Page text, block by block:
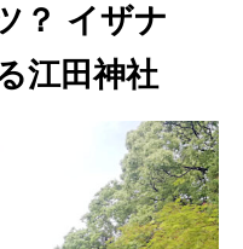
？ イザナ
江田神社